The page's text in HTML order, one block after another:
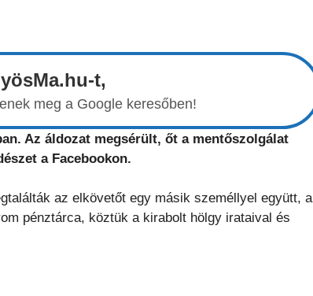
t,
meg a Google keresőben!
Az áldozat megsérült, őt a mentőszolgálat
a Facebookon.
az elkövetőt egy másik személlyel együtt, a
pénztárca, köztük a kirabolt hölgy irataival és